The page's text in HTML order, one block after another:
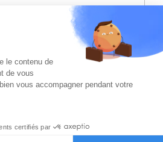
le contenu de
de vous
vous accompagner pendant votre
certifiés par